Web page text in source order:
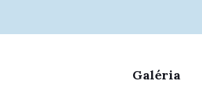
Galéria